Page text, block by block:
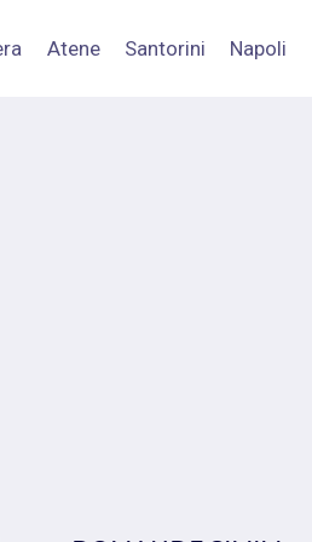
Atene Santorini Napoli